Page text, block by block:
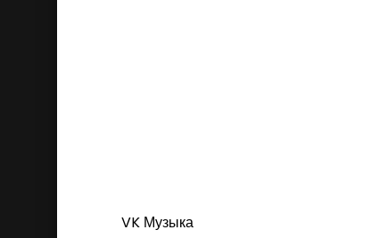
VK Музыка